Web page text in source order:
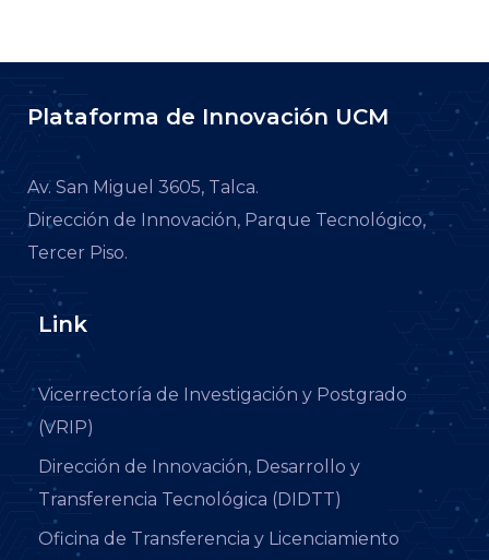
Plataforma de Innovación UCM
Av. San Miguel 3605, Talca.
Dirección de Innovación, Parque Tecnológico,
Tercer Piso.
Link
Vicerrectoría de Investigación y Postgrado
(VRIP)
Dirección de Innovación, Desarrollo y
Transferencia Tecnológica (DIDTT)
Oficina de Transferencia y Licenciamiento